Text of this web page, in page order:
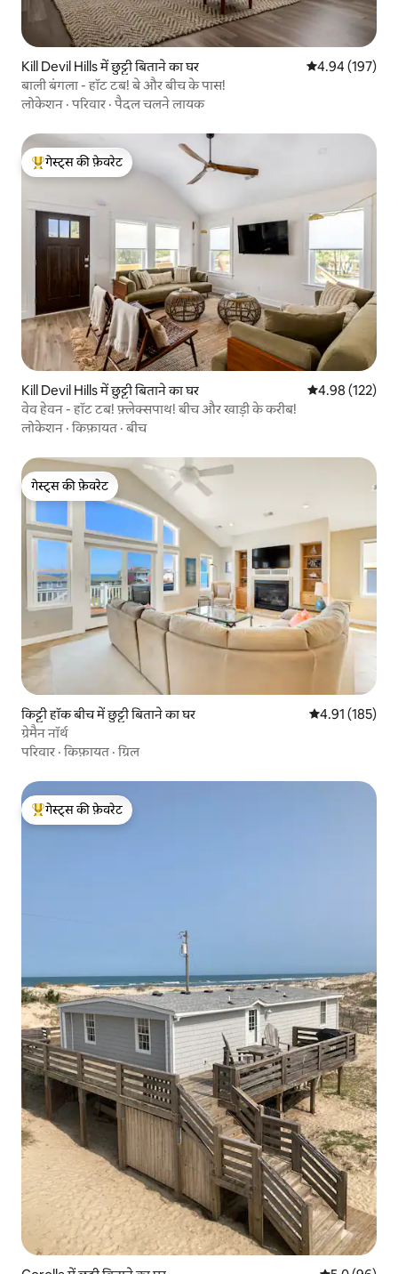
Kill Devil Hills में छुट्टी बिताने का घर औसत रेटिंग 5 में से
4.94 (197)
बाली बंगला - हॉट टब! बे और बीच के पास!
लोकेशन ·परिवार ·पैदल चलने लायक
गेस्ट्स का टॉप फ़ेवरेट
गेस्ट्स की फ़ेवरेट
Kill Devil Hills में छुट्टी बिताने का घर औसत रेटिंग 5 में से
4.98 (122)
वेव हेवन - हॉट टब! फ़्लेक्सपाथ! बीच और खाड़ी के करीब!
लोकेशन ·किफ़ायत ·बीच
गेस्ट्स की फ़ेवरेट
गेस्ट्स की फ़ेवरेट
किट्टी हॉक बीच में छुट्टी बिताने का घर औसत रेटिंग 5 में से
4.91 (185)
ग्रेमैन नॉर्थ
परिवार ·किफ़ायत ·ग्रिल
गेस्ट्स का टॉप फ़ेवरेट
गेस्ट्स की फ़ेवरेट